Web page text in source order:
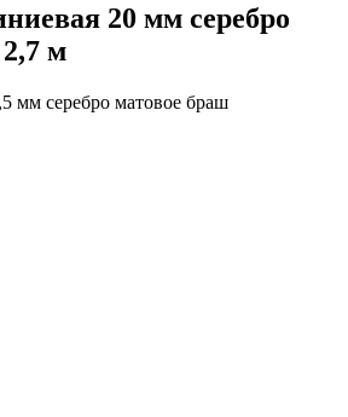
20 мм серебро
м
мм серебро матовое браш